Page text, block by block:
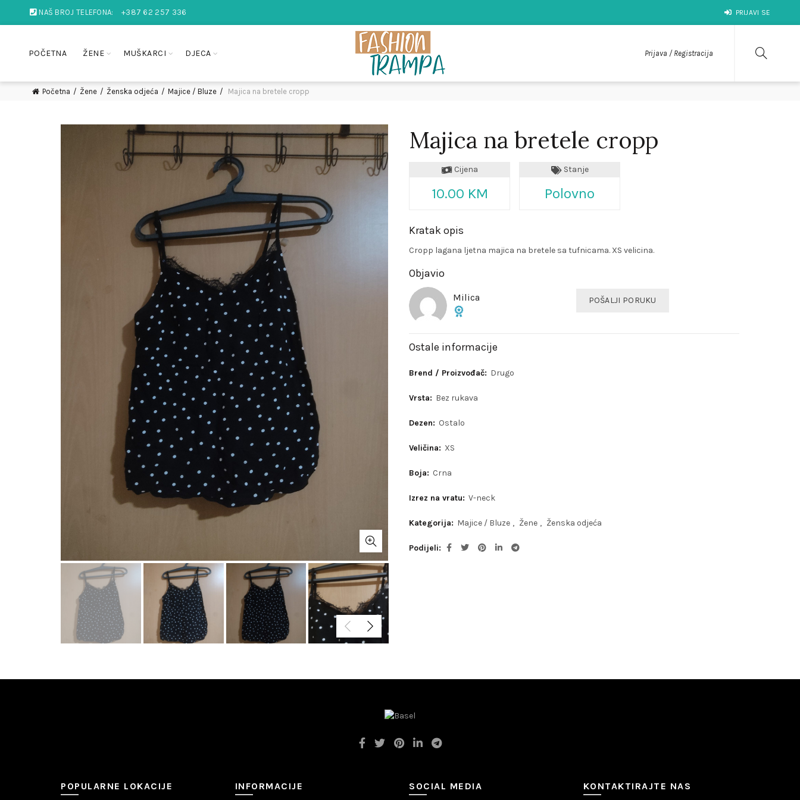
NAŠ BROJ TELEFONA: +387 62 257 336 PRIJAVI SE
POČETNA ŽENE MUŠKARCI DJECA Prijava / Registracija
Početna Žene Ženska odjeća Majice / Bluze Majica na bretele cropp
Majica na bretele cropp
Cijena
10.00 KM
Stanje
Polovno
Kratak opis
Cropp lagana ljetna majica na bretele sa tufnicama. XS velicina.
Objavio
Milica POŠALJI PORUKU
Ostale informacije
Brend / Proizvođač: Drugo
Vrsta: Bez rukava
Dezen: Ostalo
Veličina: XS
Boja: Crna
Izrez na vratu: V-neck
Kategorija: Majice / Bluze , Žene , Ženska odjeća
Podijeli
POPULARNE LOKACIJE INFORMACIJE SOCIAL MEDIA KONTAKTIRAJTE NAS